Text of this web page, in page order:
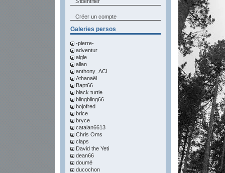
Créer un compte
Galeries persos
-pierre-
adventur
aigle
allan
anthony_ACI
Athanaël
Bapt66
black turtle
blingbling66
bojofred
brice
bryce
catalan6613
Chris Oms
claps
David the Yeti
dean66
doumé
ducochon